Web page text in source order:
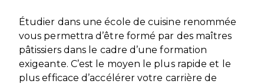
Étudier dans une école de cuisine renommée
vous permettra d’être formé par des maîtres
pâtissiers dans le cadre d’une formation
exigeante. C’est le moyen le plus rapide et le
plus efficace d’accélérer votre carrière de